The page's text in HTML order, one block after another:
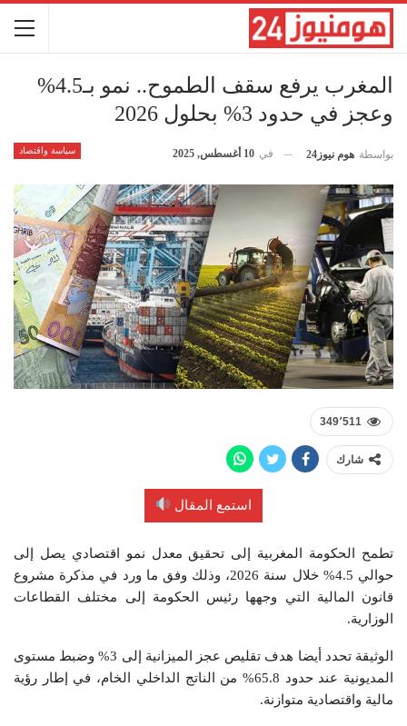
المغرب يرفع سقف الطموح.. نمو بـ4.5%
وعجز في حدود 3% بحلول 2026
سياسة واقتصاد بواسطة هوم نيوز24 في 10 أغسطس, 2025
349٬511
شارك
استمع المقال
تطمح الحكومة المغربية إلى تحقيق معدل نمو اقتصادي يصل إلى
حوالي 4.5% خلال سنة 2026، وذلك وفق ما ورد في مذكرة مشروع
قانون المالية التي وجهها رئيس الحكومة إلى مختلف القطاعات
الوزارية.
الوثيقة تحدد أيضا هدف تقليص عجز الميزانية إلى 3% وضبط مستوى
المديونية عند حدود 65.8% من الناتج الداخلي الخام، في إطار رؤية
مالية واقتصادية متوازنة.